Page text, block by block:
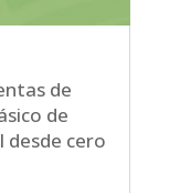
de
de
desde cero